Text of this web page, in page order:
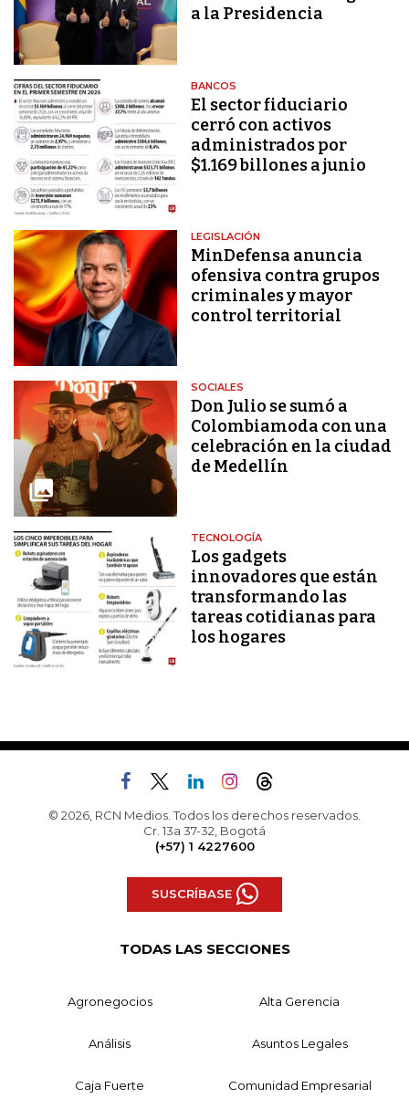
a la Presidencia
BANCOS
El sector fiduciario
cerró con activos
administrados por
$1.169 billones a junio
LEGISLACIÓN
MinDefensa anuncia
ofensiva contra grupos
criminales y mayor
control territorial
SOCIALES
Don Julio se sumó a
Colombiamoda con una
celebración en la ciudad
de Medellín
TECNOLOGÍA
Los gadgets
innovadores que están
transformando las
tareas cotidianas para
los hogares
© 2026, RCN Medios. Todos los derechos reservados.
Cr. 13a 37-32, Bogotá
(+57) 1 4227600
SUSCRÍBASE
TODAS LAS SECCIONES
Agronegocios Alta Gerencia
Análisis Asuntos Legales
Caja Fuerte Comunidad Empresarial